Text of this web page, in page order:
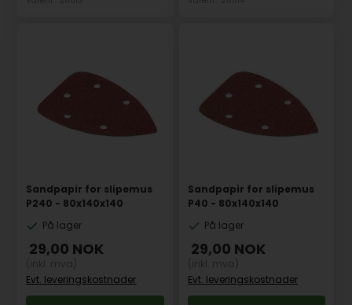
Sandpapir for slipemus
P240 - 80x140x140
På lager
29,00 NOK
Evt. leveringskostnader
Sandpapir for slipemus
P40 - 80x140x140
På lager
29,00 NOK
Evt. leveringskostnader